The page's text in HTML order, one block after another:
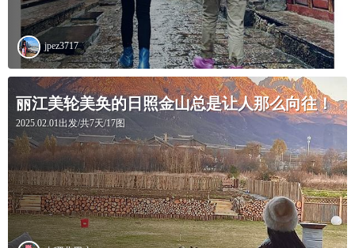
jpez3717
丽江美轮美奂的日照金山总是让人那么向往！
2025.02.01出发/共7天/17图